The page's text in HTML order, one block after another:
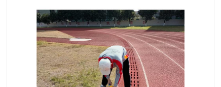
佛山灭白蚁公司 佛山杀虫公司
佛山除四害公司 灭鼠
灭蜱虫 消杀